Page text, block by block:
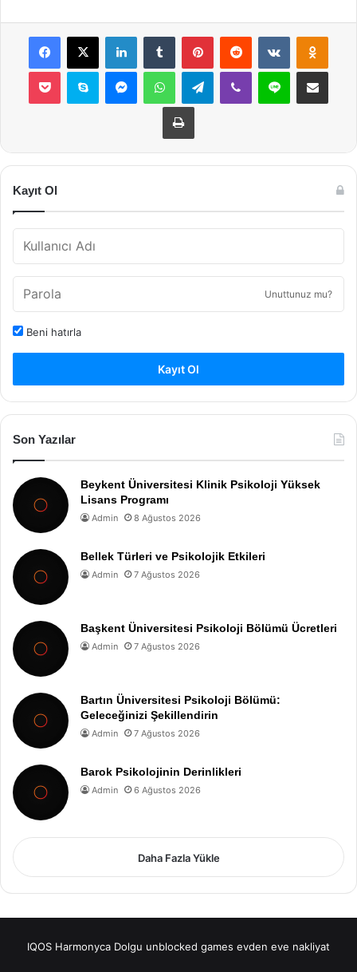
Facebook
X LinkedInTumblr PinterestReddit VKontakte
Pocket Skype MessengerWhatsAppTelegramViber Line E-Posta ile
Yazdır
Kayıt Ol
Unuttunuz mu?
Beni hatırla
Kayıt Ol
Son Yazılar
Beykent Üniversitesi Klinik Psikoloji Yüksek
Lisans Programı
Admin 8 Ağustos 2026
Bellek Türleri ve Psikolojik Etkileri
Admin 7 Ağustos 2026
Başkent Üniversitesi Psikoloji Bölümü Ücretleri
Admin 7 Ağustos 2026
Bartın Üniversitesi Psikoloji Bölümü:
Geleceğinizi Şekillendirin
Admin 7 Ağustos 2026
Barok Psikolojinin Derinlikleri
Admin 6 Ağustos 2026
Daha Fazla Yükle
IQOS Harmonyca Dolgu unblocked games evden eve nakliyat